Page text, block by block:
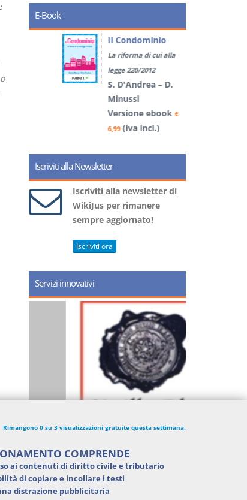
E-Book
Il Condominio
La riforma di cui alla
legge 220/2012
S. D'Andrea – D.
Minussi
Versione ebook€
(iva incl.)
Iscriviti alla Newsletter
Iscriviti alla newsletter di
WikiJus per rimanere
sempre aggiornato!
Iscriviti ora
Servizi innovativi
Rimangono 0 su 3 visualizzazioni gratuite questa settimana.
COMPRENDE
ai contenuti di diritto civile e tributario
di copiare e incollare i testi
distrazione pubblicitaria